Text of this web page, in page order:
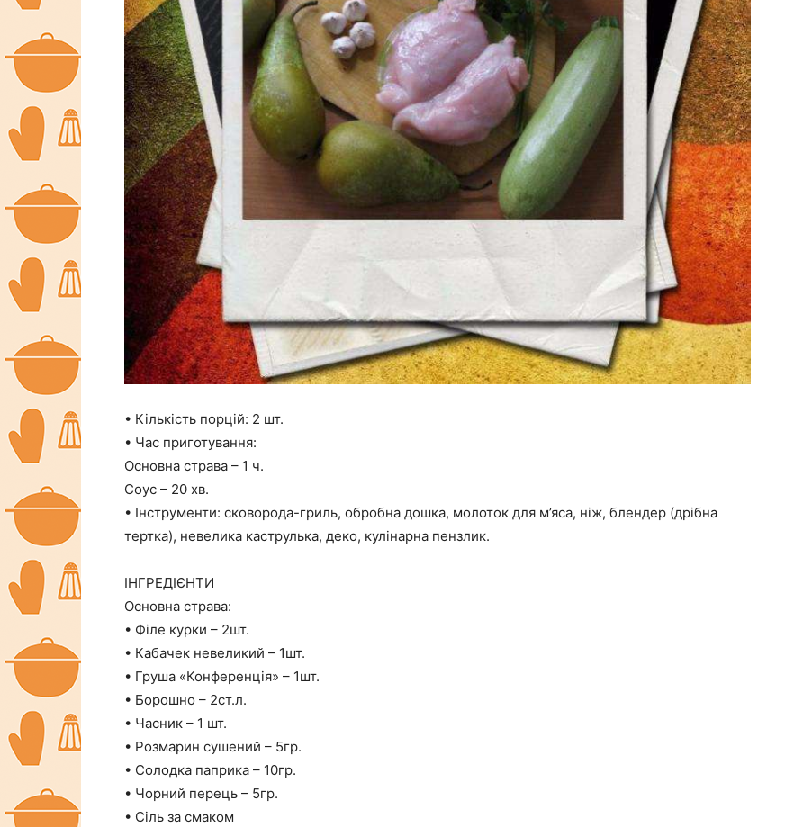
• Кількість порцій: 2 шт.
• Час приготування:
Основна страва – 1 ч.
Соус – 20 хв.
• Інструменти: сковорода-гриль, обробна дошка, молоток для м’яса, ніж, блендер (дрібна
тертка), невелика каструлька, деко, кулінарна пензлик.
ІНГРЕДІЄНТИ
Основна страва:
• Філе курки – 2шт.
• Кабачек невеликий – 1шт.
• Груша «Конференція» – 1шт.
• Борошно – 2ст.л.
• Часник – 1 шт.
• Розмарин сушений – 5гр.
• Солодка паприка – 10гр.
• Чорний перець – 5гр.
• Сіль за смаком